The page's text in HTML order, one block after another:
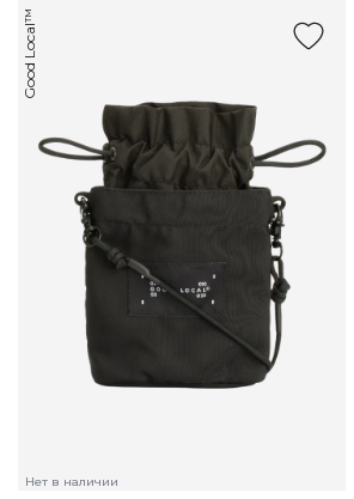
Нет в наличии
Good Local™